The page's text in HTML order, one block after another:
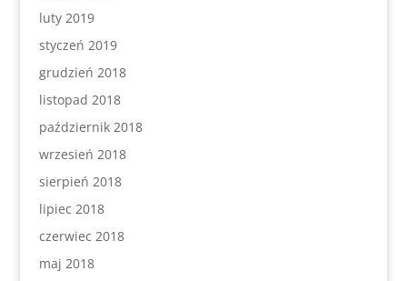
luty 2019
styczeń 2019
grudzień 2018
listopad 2018
październik 2018
wrzesień 2018
sierpień 2018
lipiec 2018
czerwiec 2018
maj 2018